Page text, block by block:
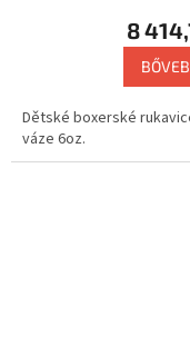
8
Dětské boxerské
váze 6oz.